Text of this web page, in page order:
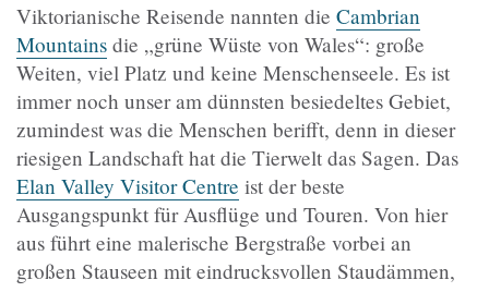
Viktorianische Reisende nannten die Cambrian
Mountains die „grüne Wüste von Wales“: große
Weiten, viel Platz und keine Menschenseele. Es ist
immer noch unser am dünnsten besiedeltes Gebiet,
zumindest was die Menschen berifft, denn in dieser
riesigen Landschaft hat die Tierwelt das Sagen. Das
Elan Valley Visitor Centre ist der beste
Ausgangspunkt für Ausflüge und Touren. Von hier
aus führt eine malerische Bergstraße vorbei an
großen Stauseen mit eindrucksvollen Staudämmen,